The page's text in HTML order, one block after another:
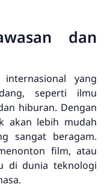
dan
yang
seperti ilmu
hiburan. Dengan
akan lebih mudah
sangat beragam.
film, atau
di dunia teknologi